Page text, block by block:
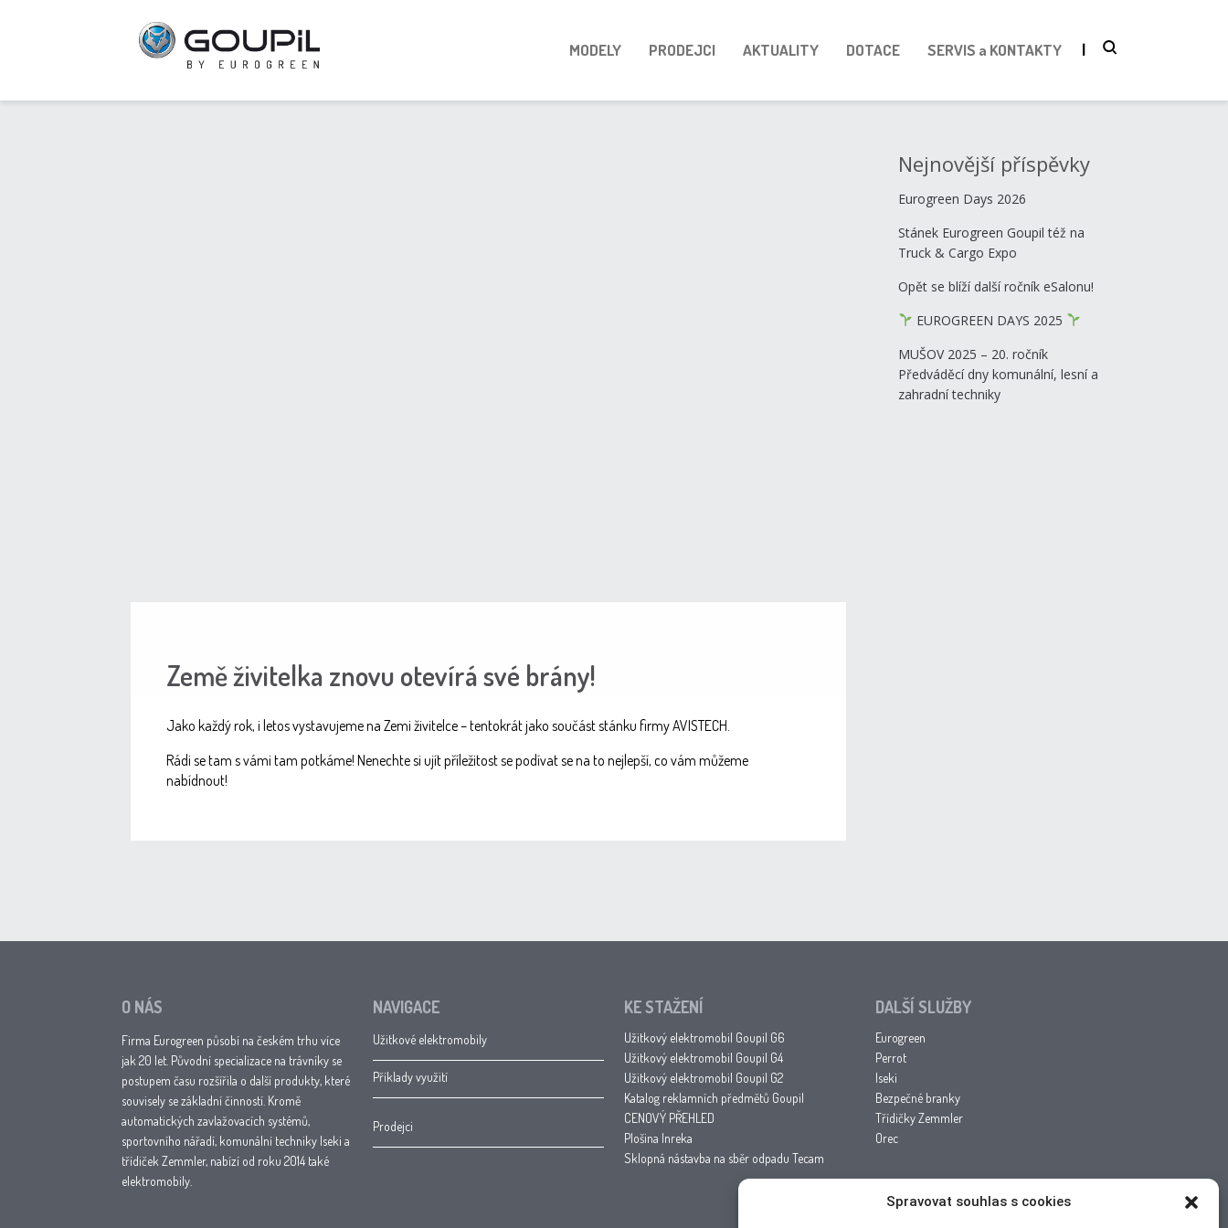
MODELY PRODEJCI AKTUALITY DOTACE SERVIS a KONTAKTY
Spravovat souhlas s cookies
Nejnovější příspěvky
Eurogreen Days 2026
Stánek Eurogreen Goupil též na
Truck & Cargo Expo
Opět se blíží další ročník eSalonu!
EUROGREEN DAYS 2025
MUŠOV 2025 – 20. ročník
Předváděcí dny komunální, lesní a
zahradní techniky
Země živitelka znovu otevírá své brány!
Jako každý rok, i letos vystavujeme na Zemi živitelce – tentokrát jako součást stánku firmy AVISTECH.
Rádi se tam s vámi tam potkáme! Nenechte si ujít příležitost se podívat se na to nejlepší, co vám můžeme
nabídnout!
O NÁS
Firma Eurogreen působí na českém trhu více
jak 20 let. Původní specializace na trávníky se
postupem času rozšířila o další produkty, které
souvisely se základní činností. Kromě
automatických zavlažovacích systémů,
sportovního nářadí, komunální techniky Iseki a
třídiček Zemmler, nabízí od roku 2014 také
elektromobily.
NAVIGACE
Užitkové elektromobily
Příklady využití
Prodejci
KE STAŽENÍ
Užitkový elektromobil Goupil G6
Užitkový elektromobil Goupil G4
Užitkový elektromobil Goupil G2
Katalog reklamních předmětů Goupil
CENOVÝ PŘEHLED
Plošina Inreka
Sklopná nástavba na sběr odpadu Tecam
DALŠÍ SLUŽBY
Eurogreen
Perrot
Iseki
Bezpečné branky
Třídičky Zemmler
Orec